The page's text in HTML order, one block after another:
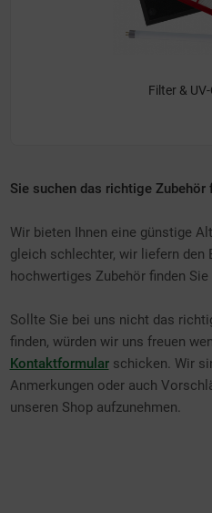
Filter &
Sie suchen das richtige Zubehör
Wir bieten Ihnen eine günstige
gleich schlechter, wir liefern den
hochwertiges Zubehör finden Sie
Sollte Sie bei uns nicht das
finden, würden wir uns freuen
Kontaktformularschicken. Wir
Anmerkungen oder auch
unseren Shop aufzunehmen.